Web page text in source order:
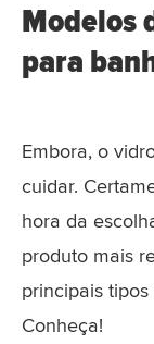
Modelos
para
Embora, o
cuidar.
hora da
produto mais
principais
Conheça!